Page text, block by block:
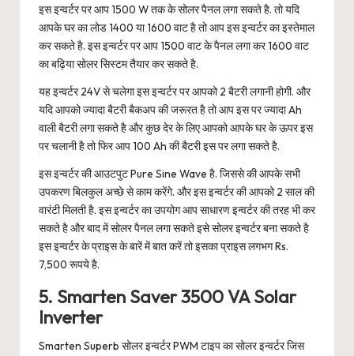
इस इन्वर्टर पर आप 1500 W तक के सोलर पैनल लगा सकते है. तो यदि
आपके घर का लोड 1400 या 1600 वाट है तो आप इस इन्वर्टर का इस्तेमाल
कर सकते है. इस इन्वर्टर पर आप 1500 वाट के पैनल लगा कर 1600 वाट
का बढ़िया सोलर सिस्टम तैयार कर सकते है.
यह इन्वर्टर 24V से चलेगा इस इन्वर्टर पर आपको 2 बैटरी लगानी होगी. और
यदि आपको ज्यादा बैटरी बैकअप की जरूरत है तो आप इस पर ज्यादा Ah
वाली बैटरी लगा सकते है और कुछ देर के लिए आपको आपके घर के ऊपर इस
पर चलानी है तो फिर आप 100 Ah की बैटरी इस पर लगा सकते है.
इस इन्वर्टर की आउटपुट Pure Sine Wave है. जिससे की आपके सभी
उपकरण बिलकुल अच्छे से काम करेंगे. और इस इन्वर्टर की आपको 2 साल की
वारंटी मिलती है. इस इन्वर्टर का उपयोग आप साधारण इन्वर्टर की तरह भी कर
सकते है और बाद में सोलर पैनल लगा सकते इसे सोलर इन्वर्टर बना सकते है
इस इन्वर्टर के प्राइस के बारें में बात करें तो इसका प्राइस लगभग Rs.
7,500 रूपये है.
5. Smarten Saver 3500 VA Solar
Inverter
Smarten Superb सोलर इन्वर्टर PWM टाइप का सोलर इन्वर्टर जिस